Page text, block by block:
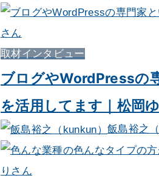
取材インタビュー
ブログやWordPressの
を活用してます｜松岡
飯島裕之